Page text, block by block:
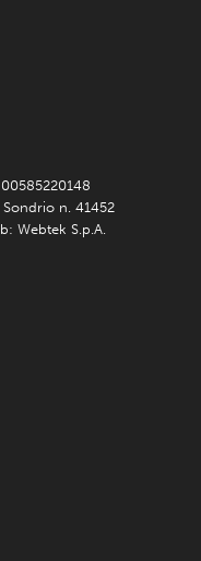
n. 41452
Webtek S.p.A.